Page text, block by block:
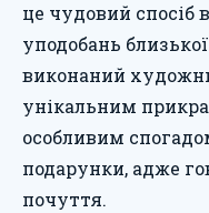
це чудовий спосіб
уподобань
виконаний
унікальним
особливим
подарунки, адже
почуття.